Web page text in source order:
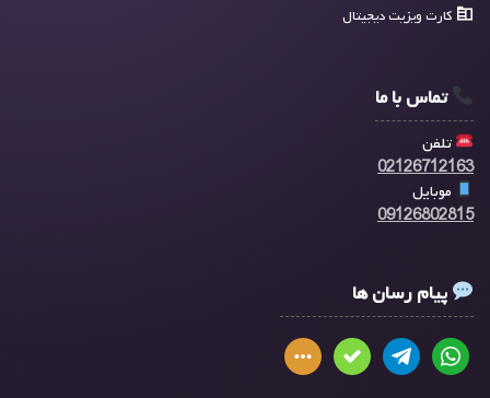
کارت ویزیت دیجیتال
تماس با ما
تلفن
02126712163
موبایل
09126802815
پیام رسان ها